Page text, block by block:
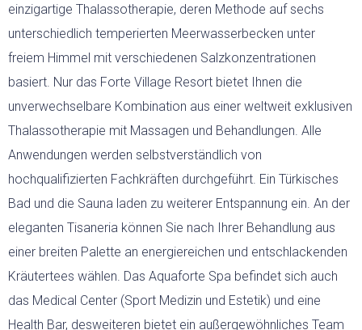
einzigartige Thalassotherapie, deren Methode auf sechs
unterschiedlich temperierten Meerwasserbecken unter
freiem Himmel mit verschiedenen Salzkonzentrationen
basiert. Nur das Forte Village Resort bietet Ihnen die
unverwechselbare Kombination aus einer weltweit exklusiven
Thalassotherapie mit Massagen und Behandlungen. Alle
Anwendungen werden selbstverständlich von
hochqualifizierten Fachkräften durchgeführt. Ein Türkisches
Bad und die Sauna laden zu weiterer Entspannung ein. An der
eleganten Tisaneria können Sie nach Ihrer Behandlung aus
einer breiten Palette an energiereichen und entschlackenden
Kräutertees wählen. Das Aquaforte Spa befindet sich auch
das Medical Center (Sport Medizin und Estetik) und eine
Health Bar, desweiteren bietet ein außergewöhnliches Team